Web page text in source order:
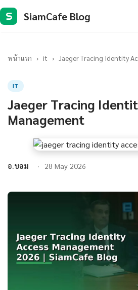
S SiamCafe Blog
หน้าแรก › it › Jaeger Tracing Identity
IT
Jaeger Tracing
Management
อ.บอม 28 May 2026